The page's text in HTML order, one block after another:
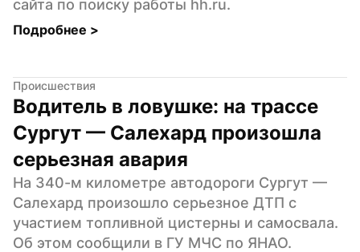
сайта по поиску работы hh.ru.
Подробнее >
Происшествия
Водитель в ловушке: на трассе
Сургут — Салехард произошла
серьезная авария
На 340-м километре автодороги Сургут —
Салехард произошло серьезное ДТП с
участием топливной цистерны и самосвала.
Об этом сообщили в ГУ МЧС по ЯНАО.